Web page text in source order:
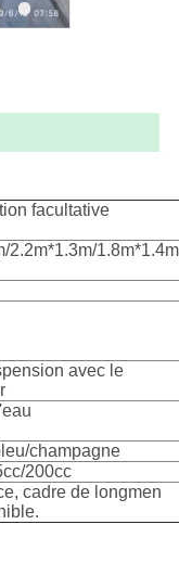
facultative
2.2m*1.3m/1.8m*1.4m
avec le
champagne
200cc
cadre de longmen